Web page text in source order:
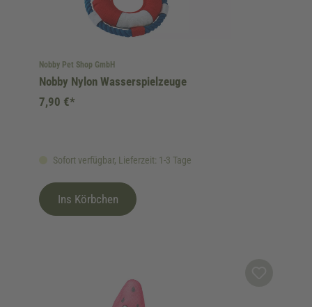
Nobby Pet Shop GmbH
Nobby Nylon Wasserspielzeuge
Sofort verfügbar, Lieferzeit: 1-3 Tage
7,90 €*
Ins Körbchen